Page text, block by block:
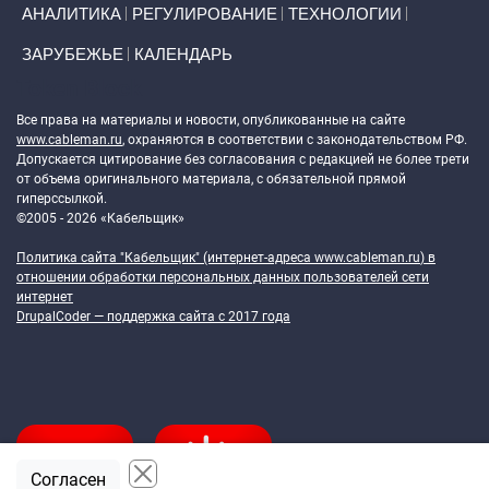
АНАЛИТИКА РЕГУЛИРОВАНИЕ ТЕХНОЛОГИИ
ЗАРУБЕЖЬЕ КАЛЕНДАРЬ
Все права на материалы и новости, опубликованные на сайте
www.cableman.ru, охраняются в соответствии с законодательством РФ.
Допускается цитирование без согласования с редакцией не более трети
от объема оригинального материала, с обязательной прямой
гиперссылкой.
©2005 - 2026 «Кабельщик»
Политика сайта "Кабельщик" (интернет-адреса www.cableman.ru) в
отношении обработки персональных данных пользователей сети
интернет
DrupalCoder — поддержка сайта c 2017 года
Согласен